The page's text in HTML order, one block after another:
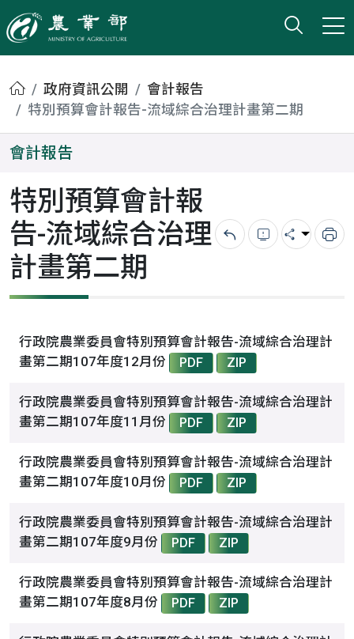
農業部
打開
小版
首頁政府資訊公開
會計報告
特別預算會計報告-流域綜合治理計畫第二期
會計報告
特別預算會計報
告-流域綜合治理
計畫第二期
回上一頁錯誤回報
分享 列
行政院農業委員會特別預算會計報告-流域綜合治理計
畫第二期107年度12月份
PDF ZIP
行政院農業委員會特別預算會計報告-流域綜合治理計
畫第二期107年度11月份
PDF ZIP
行政院農業委員會特別預算會計報告-流域綜合治理計
畫第二期107年度10月份
PDF ZIP
行政院農業委員會特別預算會計報告-流域綜合治理計
畫第二期107年度9月份
PDF ZIP
行政院農業委員會特別預算會計報告-流域綜合治理計
畫第二期107年度8月份
PDF ZIP